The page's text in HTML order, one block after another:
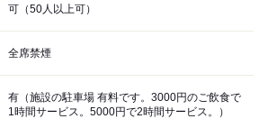
可（50人以上可）
全席禁煙
有（施設の駐車場 有料です。3000円のご飲食で
1時間サービス。5000円で2時間サービス。）